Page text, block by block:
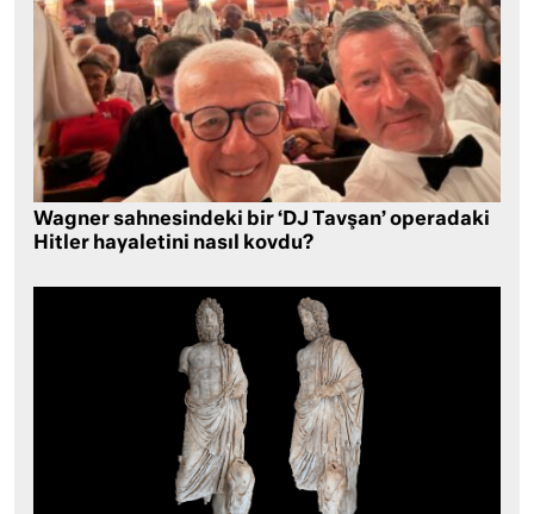
Wagner sahnesindeki bir ‘DJ Tavşan’ operadaki
Hitler hayaletini nasıl kovdu?